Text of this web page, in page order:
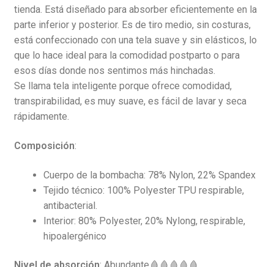
tienda. Está diseñado para absorber eficientemente en la
parte inferior y posterior. Es de tiro medio, sin costuras,
está confeccionado con una tela suave y sin elásticos, lo
que lo hace ideal para la comodidad postparto o para
esos días donde nos sentimos más hinchadas.
Se llama tela inteligente porque ofrece comodidad,
transpirabilidad, es muy suave, es fácil de lavar y seca
rápidamente.
Composición:
Cuerpo de la bombacha: 78% Nylon, 22% Spandex
Tejido técnico: 100% Polyester TPU respirable,
antibacterial.
Interior: 80% Polyester, 20% Nylong, respirable,
hipoalergénico